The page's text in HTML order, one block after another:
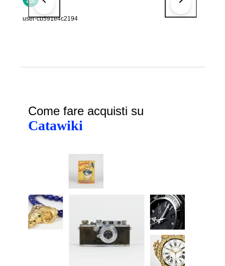
user-cb591e4c2194
Come fare acquisti su
Catawiki